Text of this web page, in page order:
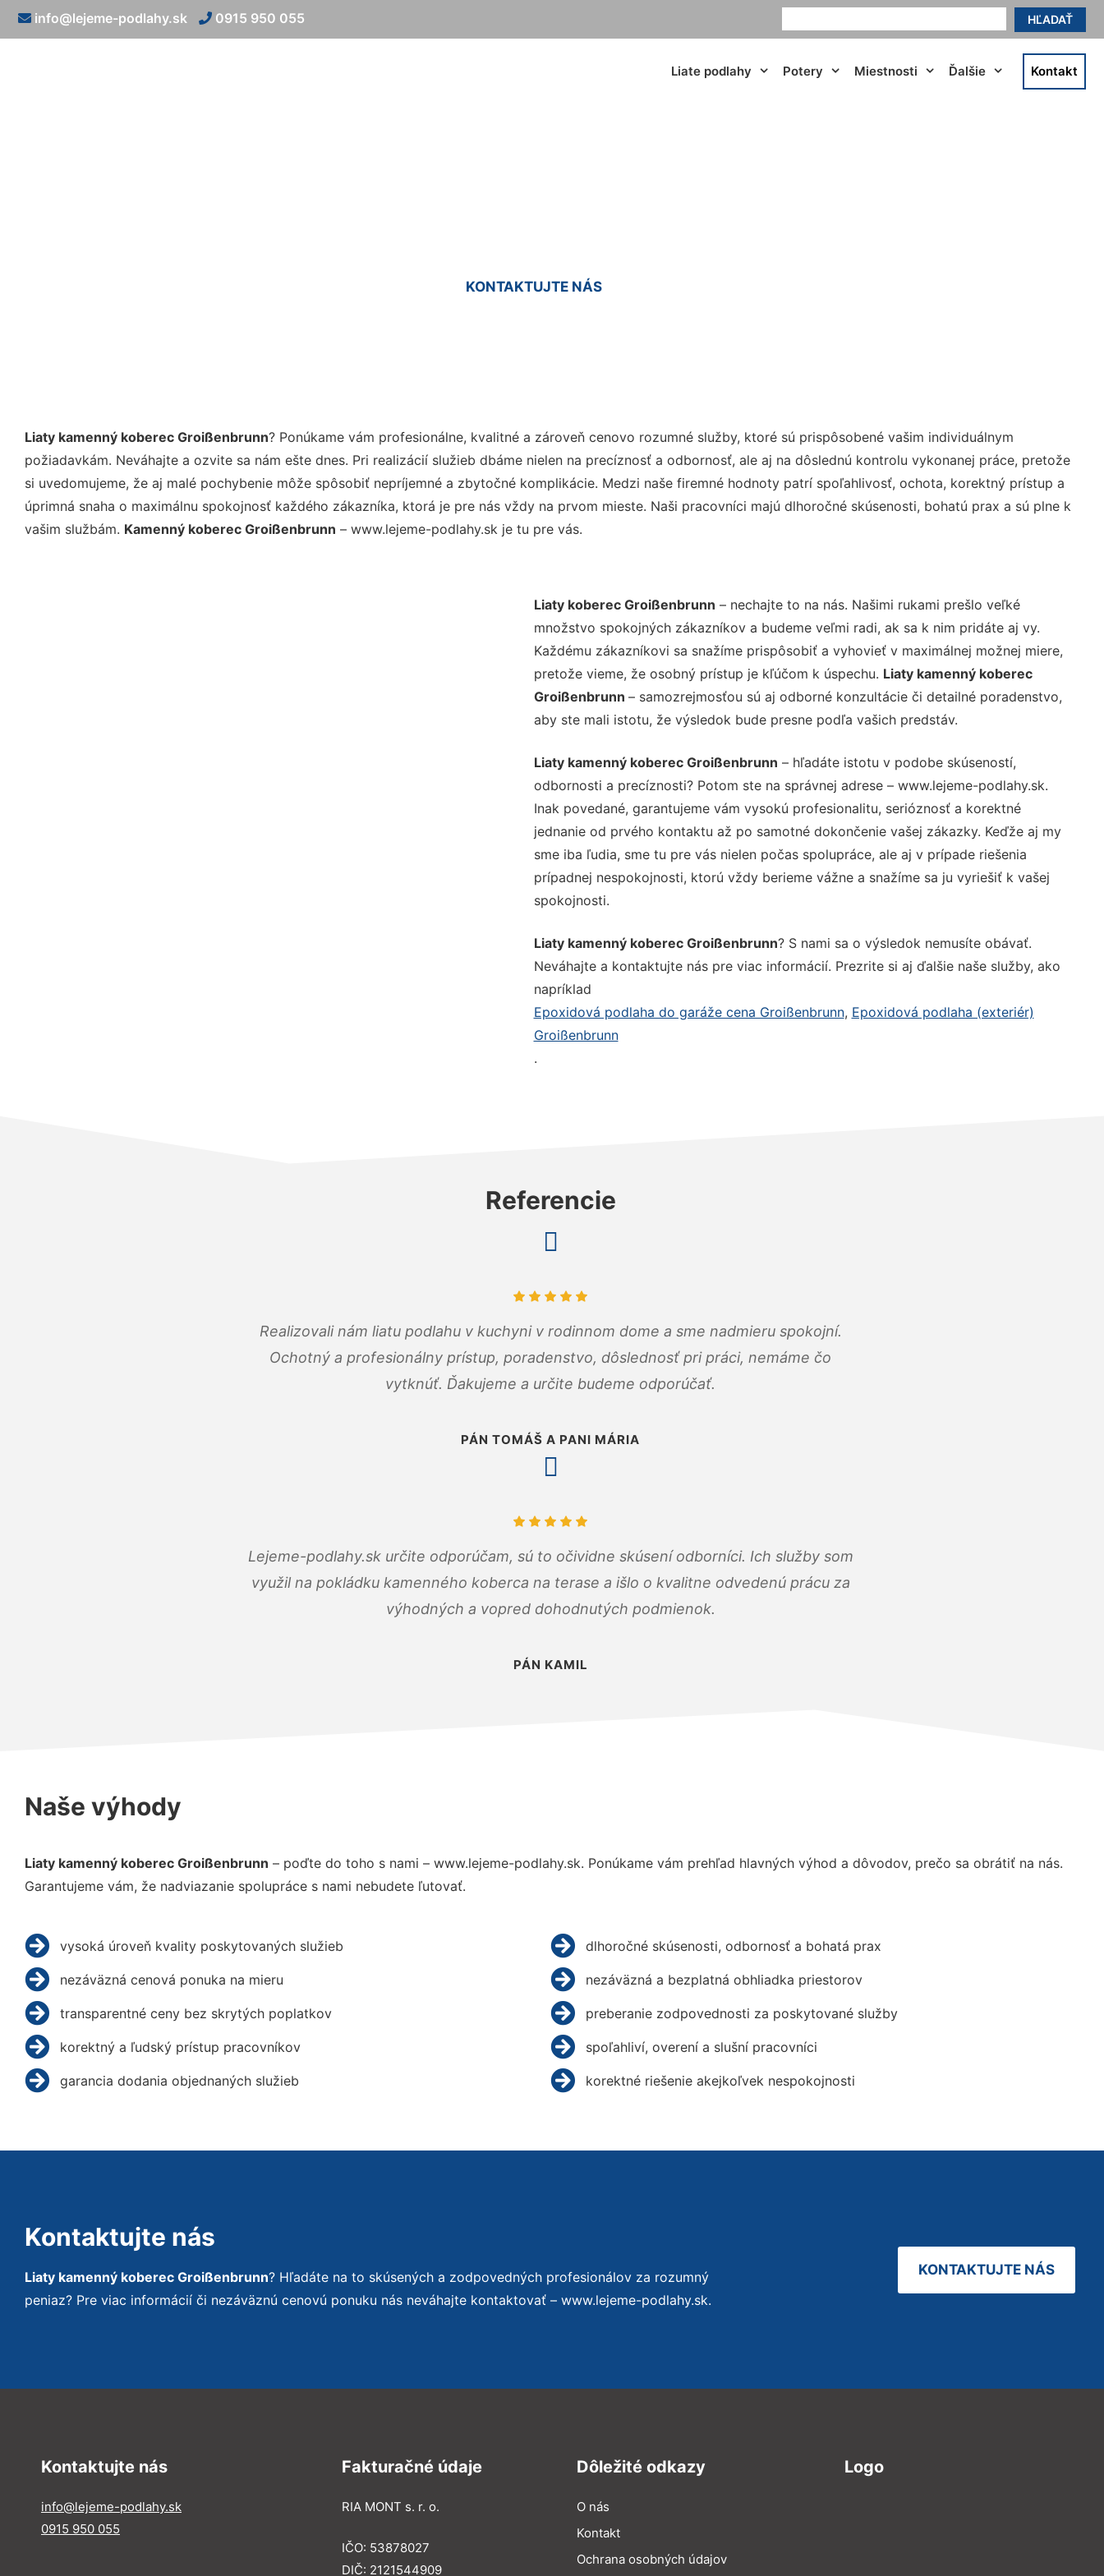
HĽADAŤ
info@lejeme-podlahy.sk 0915 950 055
Liate podlahy Potery Miestnosti Ďalšie Kontakt
KONTAKTUJTE NÁS
Liaty kamenný koberec Groißenbrunn? Ponúkame vám profesionálne, kvalitné a zároveň cenovo rozumné služby, ktoré sú prispôsobené vašim individuálnym
požiadavkám. Neváhajte a ozvite sa nám ešte dnes. Pri realizácií služieb dbáme nielen na precíznosť a odbornosť, ale aj na dôslednú kontrolu vykonanej práce, pretože
si uvedomujeme, že aj malé pochybenie môže spôsobiť nepríjemné a zbytočné komplikácie. Medzi naše firemné hodnoty patrí spoľahlivosť, ochota, korektný prístup a
úprimná snaha o maximálnu spokojnosť každého zákazníka, ktorá je pre nás vždy na prvom mieste. Naši pracovníci majú dlhoročné skúsenosti, bohatú prax a sú plne k
vašim službám. Kamenný koberec Groißenbrunn – www.lejeme-podlahy.sk je tu pre vás.
Liaty koberec Groißenbrunn – nechajte to na nás. Našimi rukami prešlo veľké
množstvo spokojných zákazníkov a budeme veľmi radi, ak sa k nim pridáte aj vy.
Každému zákazníkovi sa snažíme prispôsobiť a vyhovieť v maximálnej možnej miere,
pretože vieme, že osobný prístup je kľúčom k úspechu. Liaty kamenný koberec
Groißenbrunn – samozrejmosťou sú aj odborné konzultácie či detailné poradenstvo,
aby ste mali istotu, že výsledok bude presne podľa vašich predstáv.
Liaty kamenný koberec Groißenbrunn – hľadáte istotu v podobe skúseností,
odbornosti a precíznosti? Potom ste na správnej adrese – www.lejeme-podlahy.sk.
Inak povedané, garantujeme vám vysokú profesionalitu, serióznosť a korektné
jednanie od prvého kontaktu až po samotné dokončenie vašej zákazky. Keďže aj my
sme iba ľudia, sme tu pre vás nielen počas spolupráce, ale aj v prípade riešenia
prípadnej nespokojnosti, ktorú vždy berieme vážne a snažíme sa ju vyriešiť k vašej
spokojnosti.
Liaty kamenný koberec Groißenbrunn? S nami sa o výsledok nemusíte obávať.
Neváhajte a kontaktujte nás pre viac informácií. Prezrite si aj ďalšie naše služby, ako
napríklad
Epoxidová podlaha do garáže cena Groißenbrunn, Epoxidová podlaha (exteriér)
Groißenbrunn
.
Referencie
Realizovali nám liatu podlahu v kuchyni v rodinnom dome a sme nadmieru spokojní.
Ochotný a profesionálny prístup, poradenstvo, dôslednosť pri práci, nemáme čo
vytknúť. Ďakujeme a určite budeme odporúčať.
PÁN TOMÁŠ A PANI MÁRIA
Lejeme-podlahy.sk určite odporúčam, sú to očividne skúsení odborníci. Ich služby som
využil na pokládku kamenného koberca na terase a išlo o kvalitne odvedenú prácu za
výhodných a vopred dohodnutých podmienok.
PÁN KAMIL
Naše výhody
Liaty kamenný koberec Groißenbrunn – poďte do toho s nami – www.lejeme-podlahy.sk. Ponúkame vám prehľad hlavných výhod a dôvodov, prečo sa obrátiť na nás.
Garantujeme vám, že nadviazanie spolupráce s nami nebudete ľutovať.
vysoká úroveň kvality poskytovaných služieb
nezáväzná cenová ponuka na mieru
transparentné ceny bez skrytých poplatkov
korektný a ľudský prístup pracovníkov
garancia dodania objednaných služieb
dlhoročné skúsenosti, odbornosť a bohatá prax
nezáväzná a bezplatná obhliadka priestorov
preberanie zodpovednosti za poskytované služby
spoľahliví, overení a slušní pracovníci
korektné riešenie akejkoľvek nespokojnosti
Kontaktujte nás
Liaty kamenný koberec Groißenbrunn? Hľadáte na to skúsených a zodpovedných profesionálov za rozumný
peniaz? Pre viac informácií či nezáväznú cenovú ponuku nás neváhajte kontaktovať – www.lejeme-podlahy.sk.
KONTAKTUJTE NÁS
Kontaktujte nás
info@lejeme-podlahy.sk
0915 950 055
Fakturačné údaje
RIA MONT s. r. o.
IČO: 53878027
DIČ: 2121544909
Dôležité odkazy
O nás
Kontakt
Ochrana osobných údajov
Logo